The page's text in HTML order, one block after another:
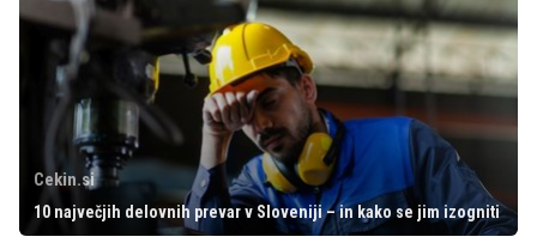
Cekin.si
10 največjih delovnih prevar v Sloveniji – in kako se jim izogniti